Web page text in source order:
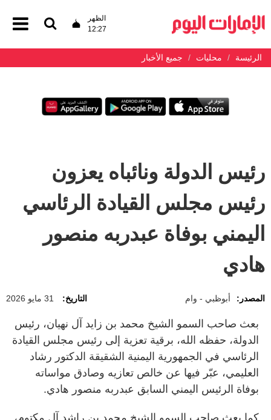
الظهر
12:27
الرئيسة محليات جميع الأخبار
رئيس الدولة ونائباه يعزون
رئيس مجلس القيادة الرئاسي
اليمني بوفاة عبدربه منصور
هادي
المصدر: أبوظبي - وام التاريخ: 31 مايو 2026
بعث صاحب السمو الشيخ محمد بن زايد آل نهيان، رئيس
الدولة، حفظه الله، برقية تعزية إلى رئيس مجلس القيادة
الرئاسي في الجمهورية اليمنية الشقيقة الدكتور رشاد
العليمي، عبّر فيها عن خالص تعازيه وصادق مواساته
بوفاة الرئيس اليمني السابق عبدربه منصور هادي.
كما بعث صاحب السمو الشيخ محمد بن راشد آل مكتوم،